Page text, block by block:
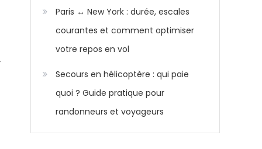
Paris ↔ New York : durée, escales
courantes et comment optimiser
votre repos en vol
Secours en hélicoptère : qui paie
quoi ? Guide pratique pour
randonneurs et voyageurs